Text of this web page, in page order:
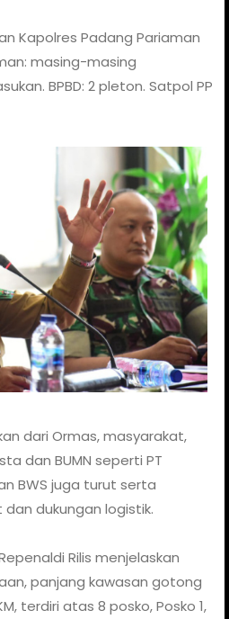
Kapolres Padang Pariaman
masing-masing
BPBD: 2 pleton. Satpol PP
dari Ormas, masyarakat,
dan BUMN seperti PT
BWS juga turut serta
dukungan logistik.
Rilis menjelaskan
panjang kawasan gotong
terdiri atas 8 posko, Posko 1,